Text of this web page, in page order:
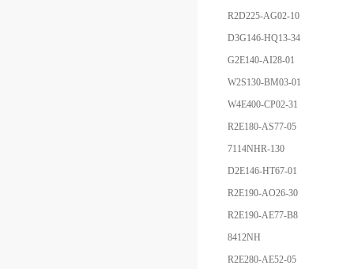
R2D225-AG02-10
D3G146-HQ13-34
G2E140-AI28-01
W2S130-BM03-01
W4E400-CP02-31
R2E180-AS77-05
7114NHR-130
D2E146-HT67-01
R2E190-AO26-30
R2E190-AE77-B8
8412NH
R2E280-AE52-05